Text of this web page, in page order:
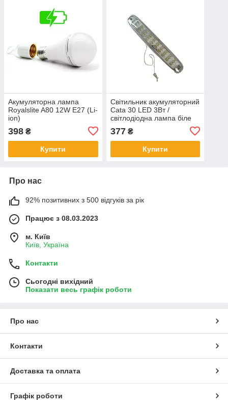
Акумуляторна лампа
Royalslite A80 12W E27 (Li-
ion)
398 ₴
Купити
Світильник акумуляторний
Cata 30 LED 3Вт /
світлодіодна лампа біле
світло / CT-9932 / зарядка
220V
377₴
Купити
Про нас
92% позитивних з 500 відгуків за рік
Працює з 08.03.2023
м. Київ
Київ, Україна
Контакти
Сьогодні вихідний
Показати весь графік роботи
Про нас
Контакти
Доставка та оплата
Графік роботи